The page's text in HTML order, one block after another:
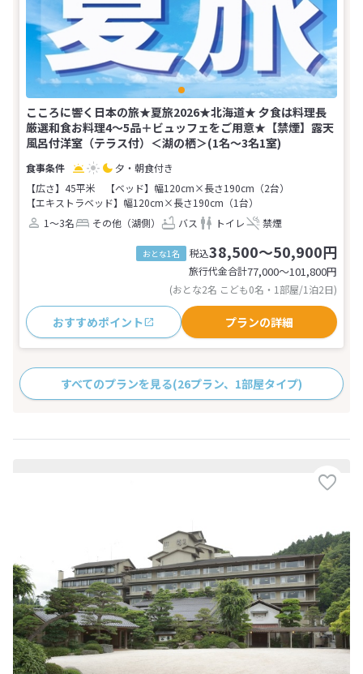
こころに響く日本の旅★夏旅2026★北海道★ 夕食は料理長
厳選和食お料理4～5品＋ビュッフェをご用意★【禁煙】露天
風呂付洋室（テラス付）＜湖の栖＞(1名～3名1室)
夕・朝食付き
【広さ】45平米
【ベッド】幅120cm×長さ190cm（2台）
【エキストラベッド】幅120cm×長さ190cm（1台）
1～3名
その他（湖側） バス トイレ 禁煙
おとな1名 税込38,500～50,900円
旅行代金合計77,000〜101,800円
(おとな2名 こども0名・1部屋/1泊2日)
おすすめポイント プランの詳細
すべてのプランを見る(26プラン、1部屋タイプ)